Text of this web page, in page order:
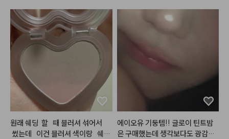
#한스킨 다크써클 커버컨실러 '로
+
#꾸셀 비체밤 01
#데이지크
#웜쿨블렌딩컬렉션
#
쿨블렌딩섀도우팔레트
#데이지크#웜쿨블렌딩컬렉션
쿨블렌딩무드치크
는 3번이 가장 잘 쓰일 것 같아서 하
나 더 구매했습니다. 포인트도 쓸겸
해서요ㅎㅎ 쉽게 설명하면 1번은 각
질을 없애주고 2번은 수분을 채워
주고 3번은 영양을 넣어줘요. 3번
은 밤에 바르면 아침까지도 쫀득하
게 입술에 남아있고 각질도 적당히
잘 불려주는 편입니다. 아침에 바
르면 그 어떤 글로우립보다 반짝거
리기는 하지만.. 좀만 많이 발랐다
싶으면 흘러내리고.. 제형이 안 맞
으면 아래 발라둔 립베이스부터 립
원래 쉐딩  할   때 블러셔 섞어서
썼는데   이건 블러셔 색이랑   쉐딩
에이오유 기둥템!! 글로이 틴트밤
은 구매했는데 생각보다도 광감이